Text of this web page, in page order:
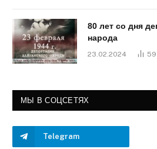
80 лет со дня
народа
23.02.2024
МЫ В СОЦСЕТЯХ
Telegram